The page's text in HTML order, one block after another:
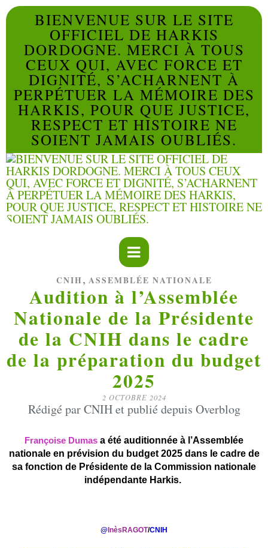
BIENVENUE SUR LE SITE
OFFICIEL DE HARKIS
DORDOGNE. MERCI À TOUS
CEUX QUI, AVEC FORCE ET
DIGNITÉ, S’ACHARNENT À
PERPÉTUER LA MÉMOIRE DES
HARKIS, POUR QUE JUSTICE,
RESPECT ET HISTOIRE NE
SOIENT JAMAIS OUBLIÉS.
CNIH , ASSEMBLÉE NATIONALE
Audition à l’Assemblée
Nationale de la Présidente
de la CNIH dans le cadre
de la préparation du budget
2025
2 OCTOBRE 2024
Rédigé par CNIH et publié depuis Overblog
Françoise Dumas a été auditionnée à l’Assemblée
nationale en prévision du budget 2025 dans le cadre de
sa fonction de Présidente de la Commission nationale
indépendante Harkis.
@ InèsRAGOT/CNIH